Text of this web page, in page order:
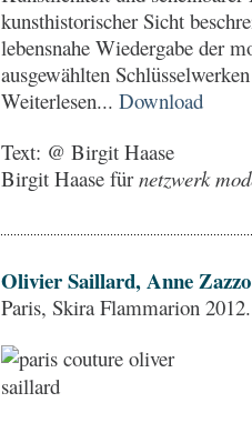
kunsthistorischer Sicht
lebensnahe Wiedergabe der
ausgewählten
Weiterlesen...Download
Text: @ Birgit Haase
Birgit Haase fürnetzwerk
Olivier Saillard, Anne
Paris, Skira Flammarion